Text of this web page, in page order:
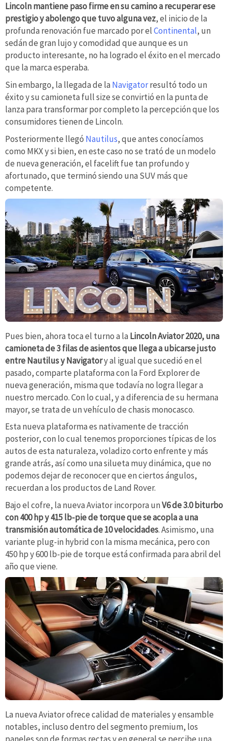
Lincoln mantiene paso firme en su camino a recuperar ese
prestigio y abolengo que tuvo alguna vez, el inicio de la
profunda renovación fue marcado por elContinental, un
sedán de gran lujo y comodidad que aunque es un
producto interesante, no ha logrado el éxito en el mercado
que la marca esperaba.
Sin embargo, la llegada de la Navigatorresultó todo un
éxito y su camioneta full size se convirtió en la punta de
lanza para transformar por completo la percepción que los
consumidores tienen de Lincoln.
Posteriormente llegó Nautilus, que antes conocíamos
como MKX y si bien, en este caso no se trató de un modelo
de nueva generación, el facelift fue tan profundo y
afortunado, que terminó siendo una SUV más que
competente.
Pues bien, ahora toca el turno a la Lincoln Aviator 2020, una
camioneta de 3 filas de asientos que llega a ubicarse justo
entre Nautilus y Navigatory al igual que sucedió en el
pasado, comparte plataforma con la Ford Explorer de
nueva generación, misma que todavía no logra llegar a
nuestro mercado. Con lo cual, y a diferencia de su hermana
mayor, se trata de un vehículo de chasis monocasco.
Esta nueva plataforma es nativamente de tracción
posterior, con lo cual tenemos proporciones típicas de los
autos de esta naturaleza, voladizo corto enfrente y más
grande atrás, así como una silueta muy dinámica, que no
podemos dejar de reconocer que en ciertos ángulos,
recuerdan a los productos de Land Rover.
Bajo el cofre, la nueva Aviator incorpora unV6 de 3.0 biturbo
con 400 hp y 415 lb-pie de torque que se acopla a una
transmisión automática de 10 velocidades. Asimismo, una
variante plug-in hybrid con la misma mecánica, pero con
450 hp y 600 lb-pie de torque está confirmada para abril del
año que viene.
La nueva Aviator ofrece calidad de materiales y ensamble
notables, incluso dentro del segmento premium, los